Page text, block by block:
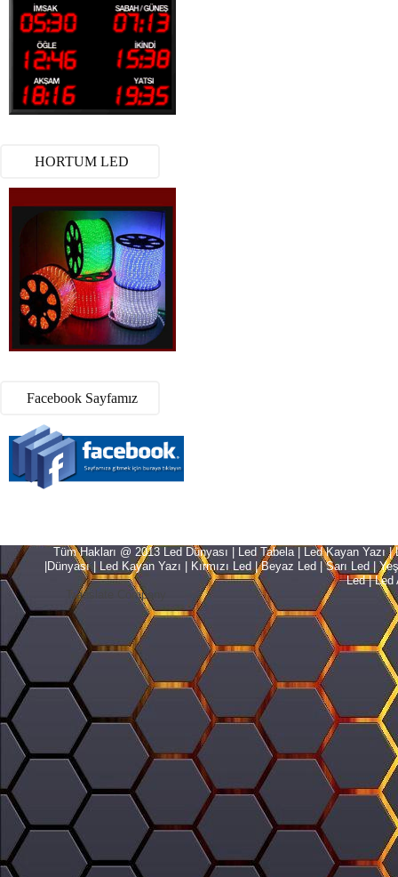
HORTUM LED
Facebook Sayfamız
Tüm Hakları @ 2013 Led Dünyası | Led Tabela | Led Kayan
|Dünyası | Led Kayan Yazı | Kırmızı Led | Beyaz Led | Sarı Led |
Led | Led
Translate Company